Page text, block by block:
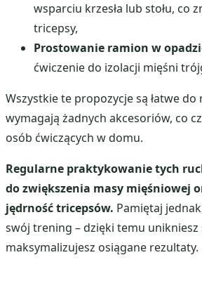
wsparciu krzesła lub stołu, co
tricepsy,
Prostowanie ramion w
ćwiczenie do izolacji mięśni
Wszystkie te propozycje są łatwe do
wymagają żadnych akcesoriów, co
osób ćwiczących w domu.
Regularne praktykowanie tych
do zwiększenia masy mięśniowej
jędrność tricepsów. Pamiętaj
swój trening – dzięki temu unikniesz
maksymalizujesz osiągane rezultaty.